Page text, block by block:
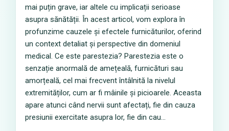
mai puțin grave, iar altele cu implicații serioase
asupra sănătății. În acest articol, vom explora în
profunzime cauzele și efectele furnicăturilor, oferind
un context detaliat și perspective din domeniul
medical. Ce este parestezia? Parestezia este o
senzație anormală de amețeală, furnicături sau
amorțeală, cel mai frecvent întâlnită la nivelul
extremităților, cum ar fi mâinile și picioarele. Aceasta
apare atunci când nervii sunt afectați, fie din cauza
presiunii exercitate asupra lor, fie din cau...